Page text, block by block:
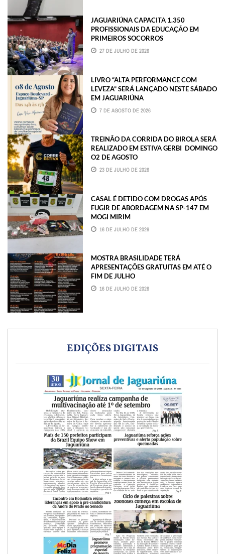
JAGUARIÚNA CAPACITA 1.350
PROFISSIONAIS DA EDUCAÇÃO EM
PRIMEIROS SOCORROS
27 DE JULHO DE 2026
LIVRO “ALTA PERFORMANCE COM
LEVEZA” SERÁ LANÇADO NESTE SÁBADO
EM JAGUARIÚNA
7 DE AGOSTO DE 2026
TREINÃO DA CORRIDA DO BIROLA SERÁ
REALIZADO EM ESTIVA GERBI DOMINGO
O2 DE AGOSTO
23 DE JULHO DE 2026
CASAL É DETIDO COM DROGAS APÓS
FUGIR DE ABORDAGEM NA SP-147 EM
MOGI MIRIM
16 DE JULHO DE 2026
MOSTRA BRASILIDADE TERÁ
APRESENTAÇÕES GRATUITAS EM ATÉ O
FIM DE JULHO
16 DE JULHO DE 2026
EDIÇÕES DIGITAIS